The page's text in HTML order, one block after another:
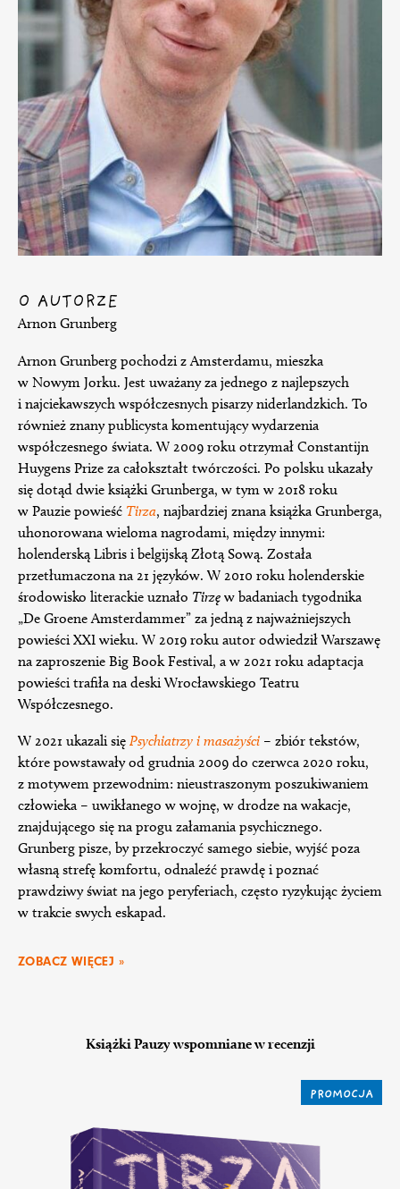
O AUTORZE
Arnon Grunberg
Arnon Grunberg pochodzi z Amsterdamu, mieszka
w Nowym Jorku. Jest uważany za jednego z najlepszych
i najciekawszych współczesnych pisarzy niderlandzkich. To
również znany publicysta komentujący wydarzenia
współczesnego świata. W 2009 roku otrzymał Constantijn
Huygens Prize za całokształt twórczości. Po polsku ukazały
się dotąd dwie książki Grunberga, w tym w 2018 roku
w Pauzie powieść Tirza, najbardziej znana książka Grunberga,
uhonorowana wieloma nagrodami, między innymi:
holenderską Libris i belgijską Złotą Sową. Została
przetłumaczona na 21 języków. W 2010 roku holenderskie
środowisko literackie uznało Tirzę w badaniach tygodnika
„De Groene Amsterdammer” za jedną z najważniejszych
powieści XXI wieku. W 2019 roku autor odwiedził Warszawę
na zaproszenie Big Book Festival, a w 2021 roku adaptacja
powieści trafiła na deski Wrocławskiego Teatru
Współczesnego.
W 2021 ukazali się Psychiatrzy i masażyści – zbiór tekstów,
które powstawały od grudnia 2009 do czerwca 2020 roku,
z motywem przewodnim: nieustraszonym poszukiwaniem
człowieka – uwikłanego w wojnę, w drodze na wakacje,
znajdującego się na progu załamania psychicznego.
Grunberg pisze, by przekroczyć samego siebie, wyjść poza
własną strefę komfortu, odnaleźć prawdę i poznać
prawdziwy świat na jego peryferiach, często ryzykując życiem
w trakcie swych eskapad.
ZOBACZ WIĘCEJ »
Książki Pauzy wspomniane w recenzji
PROMOCJA